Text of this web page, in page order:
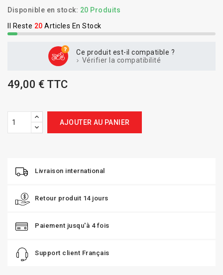
Disponible en stock: 20 Produits
Il Reste 20 Articles En Stock
Ce produit est-il compatible ?
Vérifier la compatibilité
49,00 € TTC
AJOUTER AU PANIER
Livraison international
Retour produit 14 jours
Paiement jusqu'à 4 fois
Support client Français